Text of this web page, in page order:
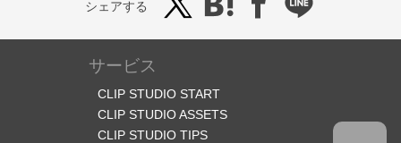
シェアする
サービス
CLIP STUDIO START
CLIP STUDIO ASSETS
CLIP STUDIO TIPS